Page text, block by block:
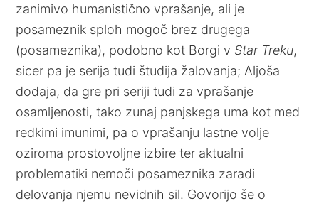
zanimivo humanistično vprašanje, ali je
posameznik sploh mogoč brez drugega
(posameznika), podobno kot Borgi v Star Treku,
sicer pa je serija tudi študija žalovanja; Aljoša
dodaja, da gre pri seriji tudi za vprašanje
osamljenosti, tako zunaj panjskega uma kot med
redkimi imunimi, pa o vprašanju lastne volje
oziroma prostovoljne izbire ter aktualni
problematiki nemoči posameznika zaradi
delovanja njemu nevidnih sil. Govorijo še o